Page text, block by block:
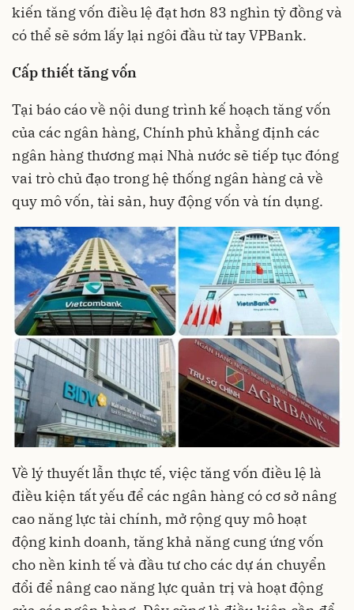
kiến tăng vốn điều lệ đạt hơn 83 nghìn tỷ đồng và
có thể sẽ sớm lấy lại ngôi đầu từ tay VPBank.
Cấp thiết tăng vốn
Tại báo cáo về nội dung trình kế hoạch tăng vốn
của các ngân hàng, Chính phủ khẳng định các
ngân hàng thương mại Nhà nước sẽ tiếp tục đóng
vai trò chủ đạo trong hệ thống ngân hàng cả về
quy mô vốn, tài sản, huy động vốn và tín dụng.
Về lý thuyết lẫn thực tế, việc tăng vốn điều lệ là
điều kiện tất yếu để các ngân hàng có cơ sở nâng
cao năng lực tài chính, mở rộng quy mô hoạt
động kinh doanh, tăng khả năng cung ứng vốn
cho nền kinh tế và đầu tư cho các dự án chuyển
đổi để nâng cao năng lực quản trị và hoạt động